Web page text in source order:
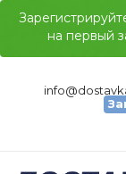
на первый